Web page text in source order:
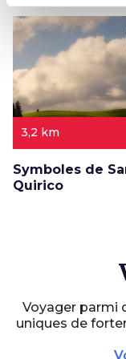
3,2 km
Symboles de
Quirico
Voyager parmi
uniques de